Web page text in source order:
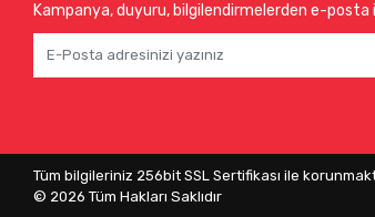
Kampanya, duyuru, bilgilendirmelerden e-
Tüm bilgileriniz 256bit SSL Sertifikası ile
© 2026Tüm Hakları Saklıdır